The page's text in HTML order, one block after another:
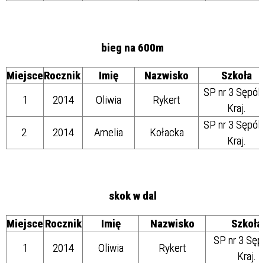
bieg na 600m
MiejsceRocznik Imię Nazwisko
Szkoła
1
2014 Oliwia Rykert
SP nr 3
Kraj.
2
2014 Amelia Kołacka
SP nr 3
Kraj.
skok w dal
Miejsce Rocznik Imię Nazwisko
Szkoła
1
2014 Oliwia Rykert
SP nr 3
Kraj.